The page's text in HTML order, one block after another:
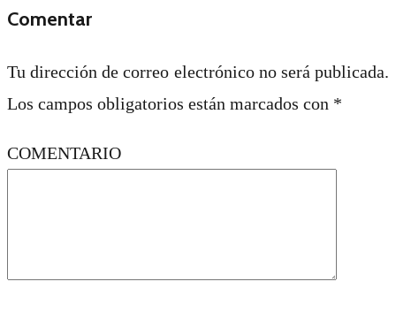
Comentar
Tu dirección de correo electrónico no será publicada.
Los campos obligatorios están marcados con *
COMENTARIO